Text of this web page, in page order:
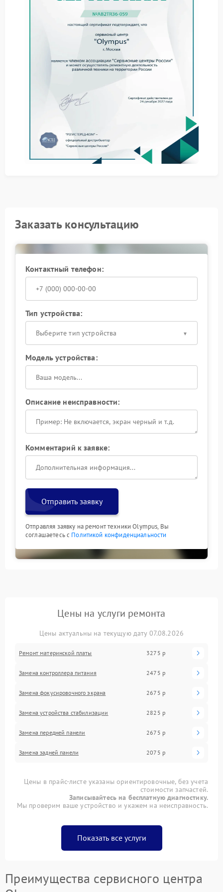
Процесс устранения неполадки
После диагностики специалисты приступают к
работе. Процедура может включать следующие
Аккуратная разборка корпуса для доступа к
оригинальные запчасти.
Тестирование функционала после сборки аппарата.
Надежный сервис Olympus гарантирует, что все
производителя. Это обеспечивает долговременный
результат.
Где выполнить работы
оборудование и квалифицированные инженеры.
Это гарантирует качественный ремонт вашей
техники.
Заказать консультацию
Контактный телефон:
Тип устройства:
Выберите тип устройства
Модель устройства:
Описание неисправности:
Комментарий к заявке:
Отправить заявку
Отправляя заявку на ремонт техники Olympus, Вы
соглашаетесь с Политикой конфиденциальности
Цены на услуги ремонта
Цены актуальны на текущую дату 07.08.2026
Ремонт материнской платы 3275 р
Замена контроллера питания 2475 р
Замена фокусировочного экрана 2675 р
Замена устройства стабилизации 2825 р
Замена передней панели 2675 р
Замена задней панели 2075 р
Цены в прайс-листе указаны ориентировочные, без учета
стоимости запчастей.
Записывайтесь на бесплатную диагностику.
Мы проверим ваше устройство и укажем на неисправность.
Показать все услуги
Преимущества сервисного центра